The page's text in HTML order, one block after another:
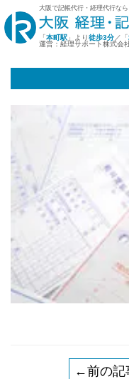
大阪で記帳代行・経理代行な
「本町駅 」より徒歩3分／「
運営：経理サポート株式会
←前の記